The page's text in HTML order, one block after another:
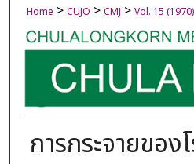
Home > CUJO > CMJ > Vol. 15 (1970)
การกระจายของ